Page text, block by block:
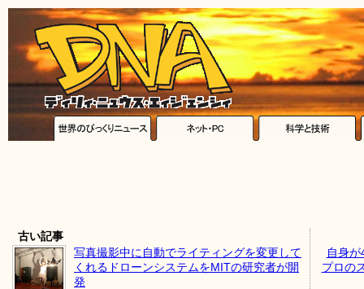
古い記事
写真撮影中に自動でライティングを変更して
くれるドローンシステムをMITの研究者が開
発
自身
プロの